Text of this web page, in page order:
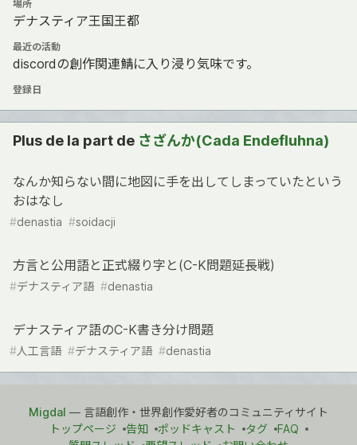
場所
デナスティア王国王都
最近の活動
discordの創作関連鯖に入り浸り気味です。
登録日
Plus de la part de さざんか(Cada Endefluhna)
なんか知らない間に地図に手を出してしまっていたという
おはなし
#denastia #soidacji
方言と公用語と正式綴り字と(C-K問題延長戦)
#デナスティア語 #denastia
デナスティア語のC-K書き分け問題
#人工言語 #デナスティア語 #denastia
Migdal — 言語創作・世界創作愛好者のコミュニティサイト
トップページ
告知 ポッドキャスト タグ
FAQ